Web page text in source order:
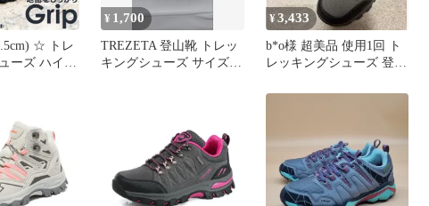
オシャレ
☆ トレ
ーズ ハイキ
グ アウト
イキングシ
キング 運
プ カジュア
おしゃれ
¥ 1,700
TREZETA 登山靴 トレッ
キングシューズ サイズ:
¥3,433
b*o様 超美品 使用1回 ト
レッキングシューズ 登山
ェ